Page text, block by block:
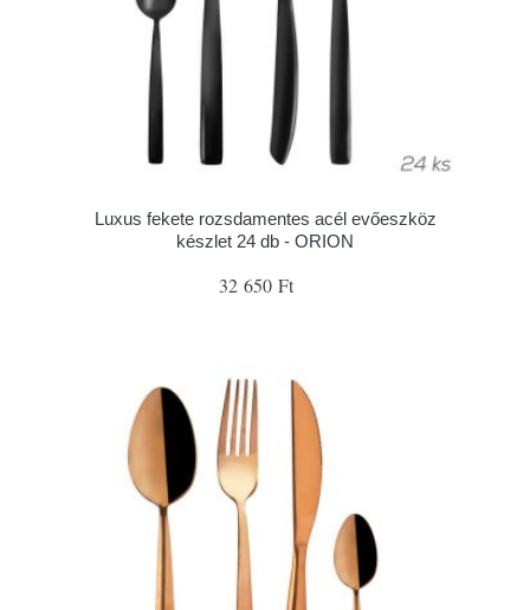
Luxus fekete rozsdamentes acél evőeszköz
készlet 24 db - ORION
32 650 Ft